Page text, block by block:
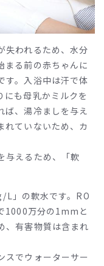
失われるため、水分
まる前の赤ちゃんに
す。入浴中は汗で体
にも母乳かミルクを
ば、湯冷ましを与え
れていないため、カ
与えるため、「軟
L」の軟水です。RO
1000万分の1mmと
、有害物質は含まれ
スでウォーターサー